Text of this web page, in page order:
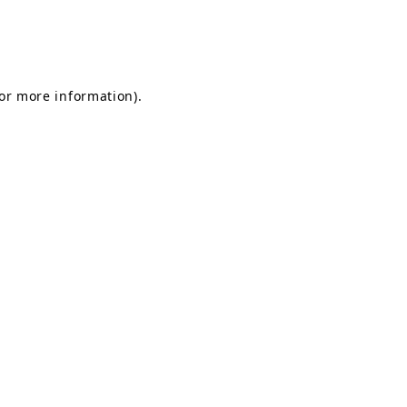
more information).